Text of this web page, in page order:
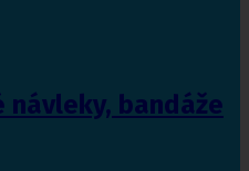
bandáže